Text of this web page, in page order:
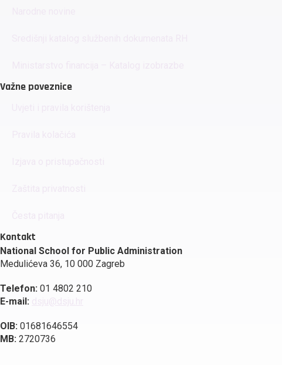
Važne poveznice
Kontakt
National School for Public Administration
Medulićeva 36, 10 000 Zagreb
Telefon: 01 4802 210
E-mail:
OIB: 01681646554
MB: 2720736